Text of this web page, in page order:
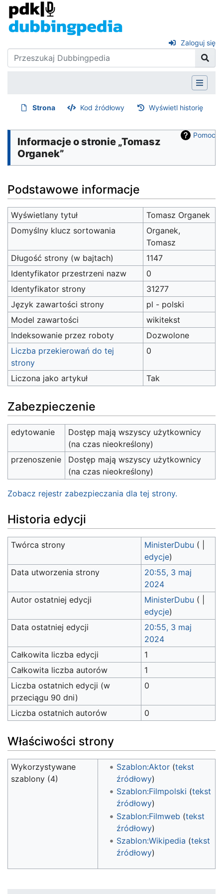
Zaloguj się
Strona Kod źródłowy Wyświetl historię
Pomoc
Informacje o stronie „Tomasz
Organek”
Podstawowe informacje
Wyświetlany tytuł
Tomasz Organek
Domyślny klucz sortowania
Organek,
Tomasz
Długość strony (w bajtach)
1147
Identyfikator przestrzeni nazw
0
Identyfikator strony
31277
Język zawartości strony
pl - polski
Model zawartości
wikitekst
Indeksowanie przez roboty
Dozwolone
Liczba przekierowań do tej
strony
0
Liczona jako artykuł Tak
Zabezpieczenie
edytowanie
Dostęp mają wszyscy użytkownicy
(na czas nieokreślony)
przenoszenie
Dostęp mają wszyscy użytkownicy
(na czas nieokreślony)
Zobacz rejestr zabezpieczania dla tej strony.
Historia edycji
Twórca strony MinisterDubu (
edycje)
Data utworzenia strony
20:55, 3 maj
2024
Autor ostatniej edycji
MinisterDubu (
edycje)
Data ostatniej edycji
20:55, 3 maj
2024
Całkowita liczba edycji
1
Całkowita liczba autorów
1
Liczba ostatnich edycji (w
przeciągu 90 dni)
0
Liczba ostatnich autorów 0
Właściwości strony
Wykorzystywane
szablony (4)
Szablon:Aktor(tekst
źródłowy)
Szablon:Filmpolski (tekst
źródłowy)
Szablon:Filmweb (tekst
źródłowy)
Szablon:Wikipedia (tekst
źródłowy)